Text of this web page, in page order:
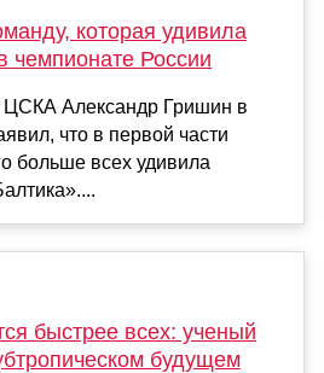
которая удивила
чемпионате России
Александр Гришин в
что в первой части
больше всех удивила
быстрее всех: ученый
будущем